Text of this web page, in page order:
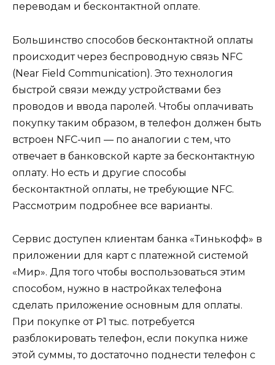
переводам и бесконтактной оплате.
Большинство способов бесконтактной оплаты
происходит через беспроводную связь NFC
(Near Field Communication). Это технология
быстрой связи между устройствами без
проводов и ввода паролей. Чтобы оплачивать
покупку таким образом, в телефон должен быть
встроен NFC-чип — по аналогии с тем, что
отвечает в банковской карте за бесконтактную
оплату. Но есть и другие способы
бесконтактной оплаты, не требующие NFC.
Рассмотрим подробнее все варианты.
Сервис доступен клиентам банка «Тинькофф» в
приложении для карт с платежной системой
«Мир». Для того чтобы воспользоваться этим
способом, нужно в настройках телефона
сделать приложение основным для оплаты.
При покупке от ₽1 тыс. потребуется
разблокировать телефон, если покупка ниже
этой суммы, то достаточно поднести телефон с